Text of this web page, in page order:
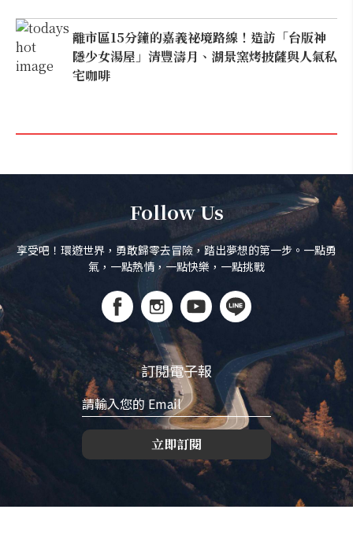
離市區15分鐘的嘉義祕境路線！造訪「台版神
隱少女湯屋」清豐濤月、湖景窯烤披薩與人氣私
宅咖啡
Follow Us
享受吧！環遊世界，勇敢歸零去冒險，踏出夢想的第一步。一點勇
氣，一點熱情，一點快樂，一點挑戰
訂閱電子報
立即訂閱